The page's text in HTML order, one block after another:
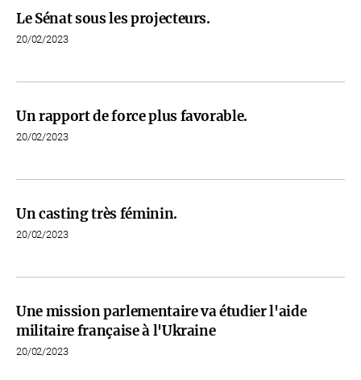
Le Sénat sous les projecteurs.
20/02/2023
Un rapport de force plus favorable.
20/02/2023
Un casting très féminin.
20/02/2023
Une mission parlementaire va étudier l'aide
militaire française à l'Ukraine
20/02/2023